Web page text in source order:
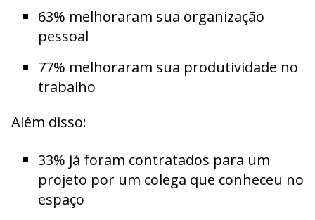
63% melhoraram sua organização
pessoal
77% melhoraram sua produtividade no
trabalho
Além disso:
33% já foram contratados para um
projeto por um colega que conheceu no
espaço